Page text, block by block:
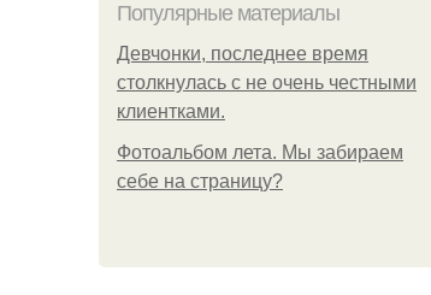
Популярные материалы
Девчонки, последнее время
столкнулась с не очень честными
клиентками.
Фотоальбом лета. Мы забираем
себе на страницу?